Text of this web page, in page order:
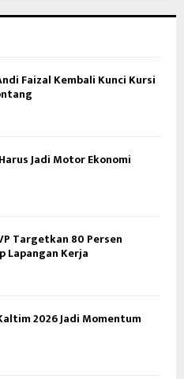
Faizal Kembali Kunci Kursi
Jadi Motor Ekonomi
Targetkan 80 Persen
Lapangan Kerja
2026 Jadi Momentum